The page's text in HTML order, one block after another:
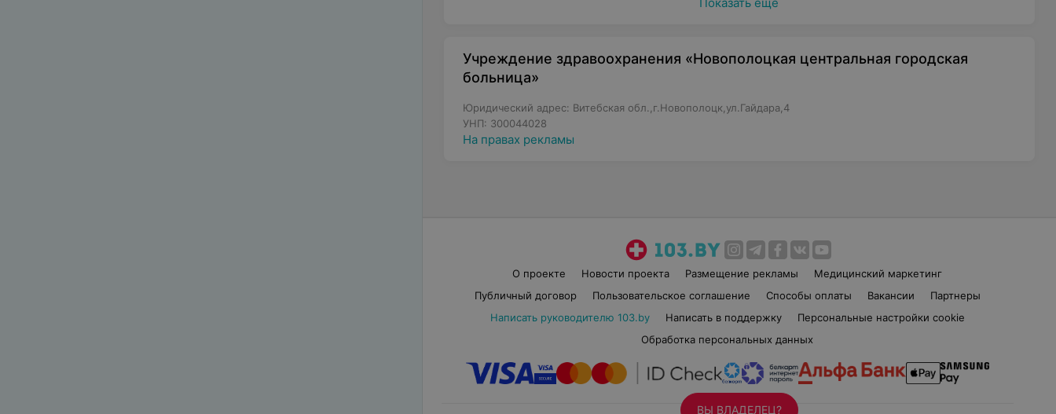
Учреждение здравоохранения «Новополоцкая центральная городская
больница»
Юридический адрес: Витебская обл.,г.Новополоцк,ул.Гайдара,4
УНП: 300044028
На правах рекламы
О проекте Новости проекта Размещение рекламы
Медицинский маркетинг
Публичный договор
Пользовательское соглашение Способы оплаты Вакансии
Партнеры
Написать руководителю 103.by
Написать в поддержку
Персональные настройки cookie
Обработка персональных данных
ВЫ ВЛАДЕЛЕЦ?